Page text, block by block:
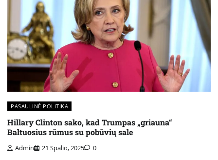
PASAULINĖ POLITIKA
Hillary Clinton sako, kad Trumpas „griauna“
Baltuosius rūmus su pobūvių sale
Admin 21 Spalio, 2025 0